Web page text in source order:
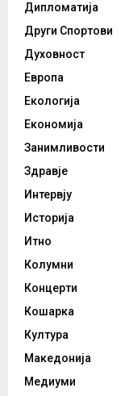
Дипломатија
Други Спортови
Духовност
Европа
Екологија
Економија
Занимливости
Здравје
Интервју
Историја
Итно
Колумни
Концерти
Кошарка
Култура
Македонија
Медиуми